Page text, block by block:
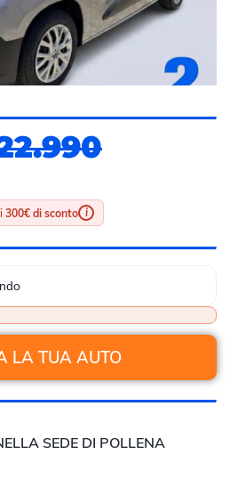
300€ di sconto i
LA TUA AUTO
SEDE DI POLLENA